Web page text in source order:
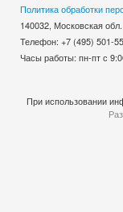
Политика обработки
140032, Московская
Телефон: +7 (495)
Часы работы: пн-пт с
При использовании